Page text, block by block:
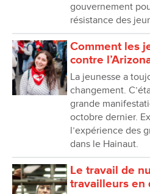
gouvernement
résistance des
Comment les
contre
La jeunesse a
changement.
grande
octobre dernier.
l’expérience des
dans le Hainaut.
Le travail de
travailleurs en